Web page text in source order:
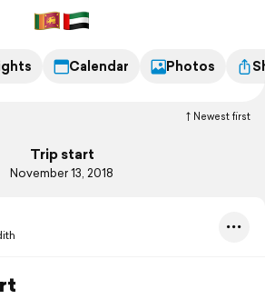
Calendar Photos
Newest first
Trip start
November 13, 2018